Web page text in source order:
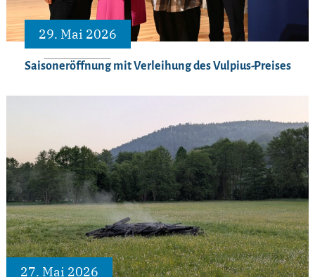
29. Mai 2026
Saisoneröffnung mit Verleihung des Vulpius-Preises
27. Mai 2026